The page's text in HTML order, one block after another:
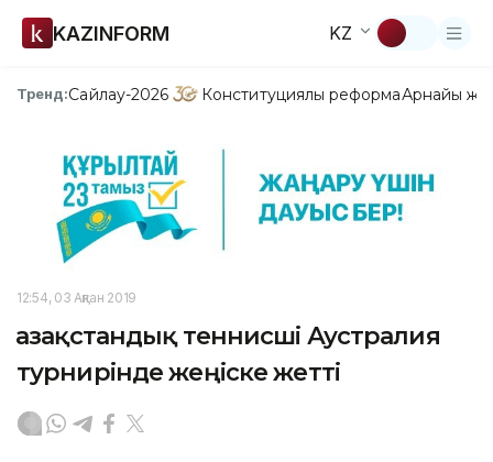
KAZINFORM KZ
Тренд:Сайлау-2026 Конституциялық реформаАрнайы
12:54, 03 Ақпан 2019
Қазақстандық теннисші Аустралия
турнирінде жеңіске жетті